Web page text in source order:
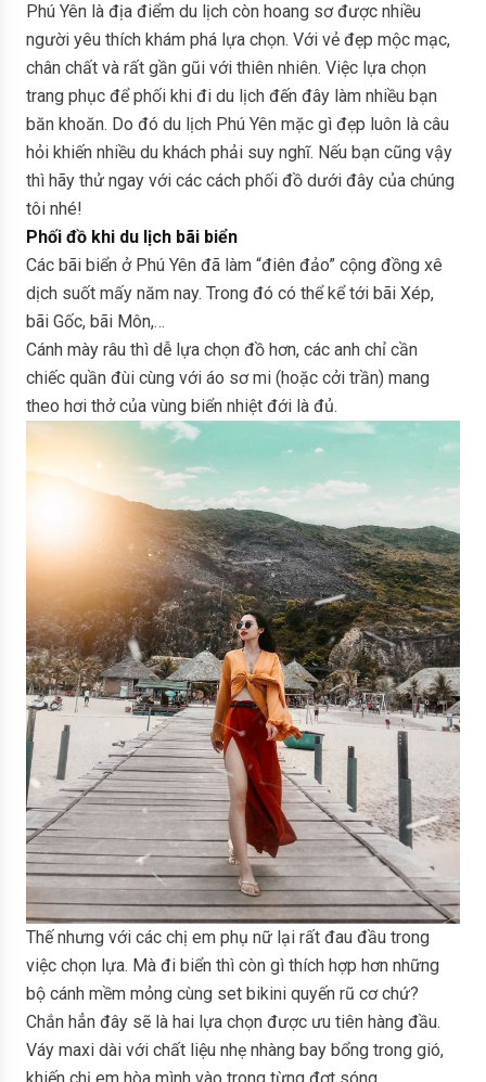
Phú Yên là địa điểm du lịch còn hoang sơ được nhiều
người yêu thích khám phá lựa chọn. Với vẻ đẹp mộc mạc,
chân chất và rất gần gũi với thiên nhiên. Việc lựa chọn
trang phục để phối khi đi du lịch đến đây làm nhiều bạn
băn khoăn. Do đó du lịch Phú Yên mặc gì đẹp luôn là câu
hỏi khiến nhiều du khách phải suy nghĩ. Nếu bạn cũng vậy
thì hãy thử ngay với các cách phối đồ dưới đây của chúng
tôi nhé!
Phối đồ khi du lịch bãi biển
Các bãi biển ở Phú Yên đã làm “điên đảo” cộng đồng xê
dịch suốt mấy năm nay. Trong đó có thể kể tới bãi Xép,
bãi Gốc, bãi Môn,…
Cánh mày râu thì dễ lựa chọn đồ hơn, các anh chỉ cần
chiếc quần đùi cùng với áo sơ mi (hoặc cởi trần) mang
theo hơi thở của vùng biển nhiệt đới là đủ.
Thế nhưng với các chị em phụ nữ lại rất đau đầu trong
việc chọn lựa. Mà đi biển thì còn gì thích hợp hơn những
bộ cánh mềm mỏng cùng set bikini quyến rũ cơ chứ?
Chắn hẳn đây sẽ là hai lựa chọn được ưu tiên hàng đầu.
Váy maxi dài với chất liệu nhẹ nhàng bay bổng trong gió,